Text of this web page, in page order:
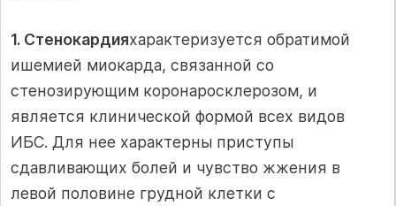
1. Стенокардияхарактеризуется обратимой
ишемией миокарда, связанной со
стенозирующим коронаросклерозом, и
является клинической формой всех видов
ИБС. Для нее характерны при­ступы
сдавливающих болей и чувство жжения в
левой половине грудной клетки с